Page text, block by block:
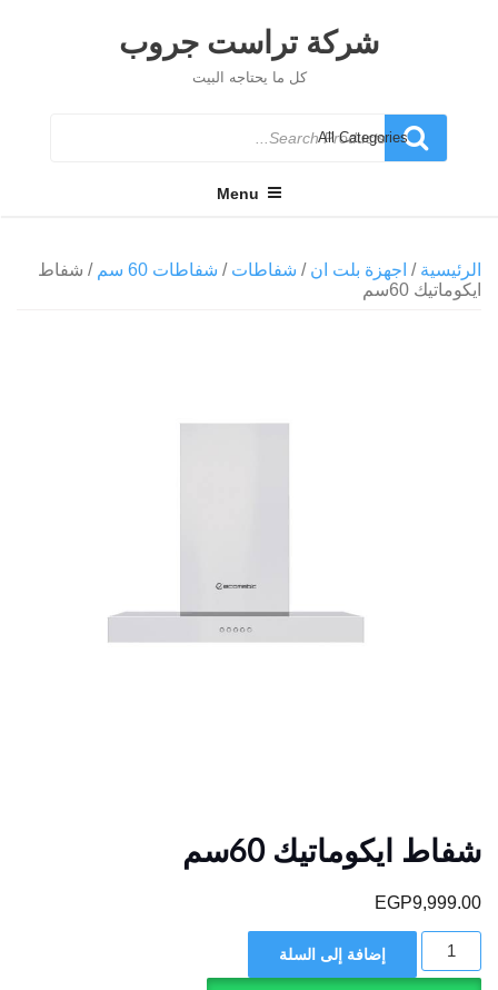
شركة تراست جروب
كل ما يحتاجه البيت
Search
for
Menu
الرئيسية / اجهزة بلت ان / شفاطات / شفاطات 60 سم
/ شفاط
ايكوماتيك 60سم
شفاط ايكوماتيك 60سم
EGP9,999.00
كمية
شفاط
ايكوماتيك
إضافة إلى السلة